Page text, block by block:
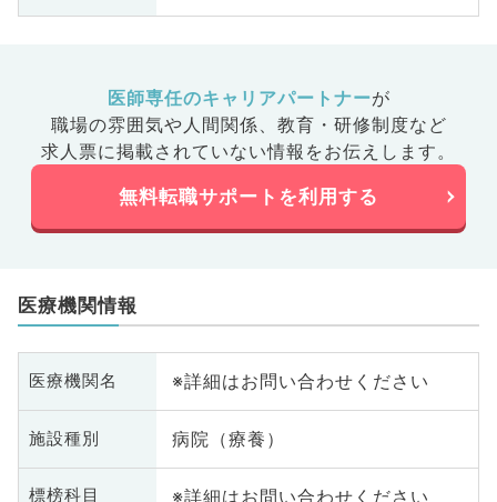
医師専任のキャリアパートナーが
職場の雰囲気や人間関係、 教育・研修制度など
求人票に掲載されていない情報をお伝えします。
無料転職サポートを利用する
医療機関情報
医療機関名 ※詳細はお問い合わせください
施設種別 病院（療養）
標榜科目 ※詳細はお問い合わせください